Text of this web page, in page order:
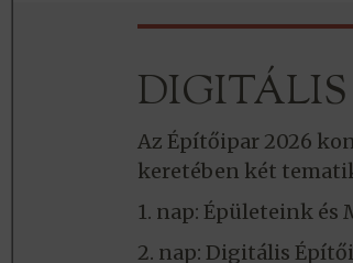
DIGITÁLIS
Az Építőipar 2026
keretében két
1. nap: Épületeink
2. nap: Digitális